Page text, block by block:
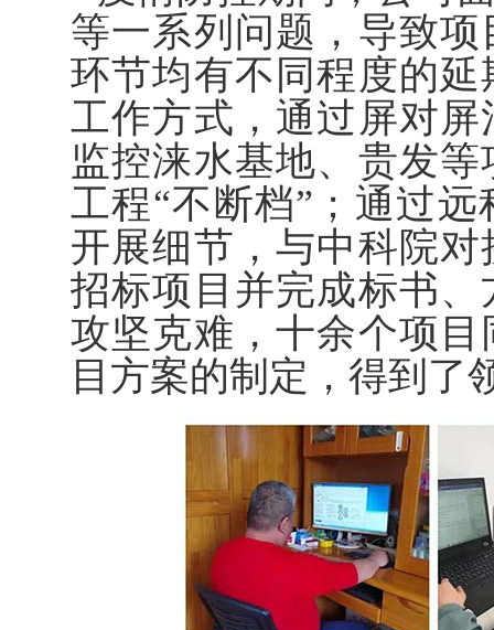
等一系列问题，导致
环节均有不同程度的
工作方式，通过屏对
监控涞水基地、贵发
工程“不断档”；通过
开展细节，与中科院
招标项目并完成标书
攻坚克难，十余个项
目方案的制定，得到了